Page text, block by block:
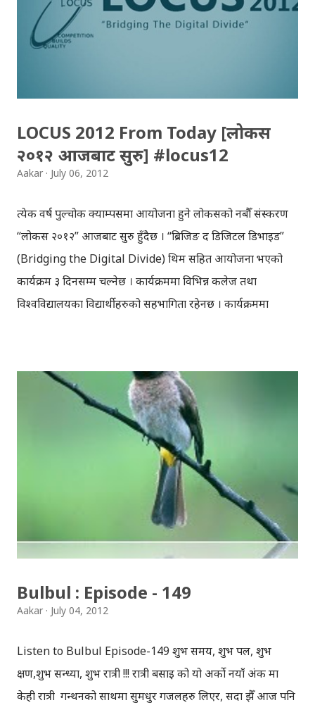
देखि नै नेपालमा पनि कम्प्युटरको विकास भएको रहेछ, जुन समयमा
भारतमा यही किसिमको काम भएको थिएन । तर नरमाइलो यस अर्थमा
LOCUS 2012 From Today [लोकस
२०१२ आजबाट सुरु] #locus12
Aakar July 06, 2012
प्रत्येक वर्ष पुल्चोक क्याम्पसमा आयोजना हुने लोकसको नबौँ संस्करण
“लोकस २०१२” आजबाट सुरु हुँदैछ । “ब्रिजिङ द डिजिटल डिभाइड”
(Bridging the Digital Divide) थिम सहित आयोजना भएको
कार्यक्रम ३ दिनसम्म चल्नेछ । कार्यक्रममा विभिन्न कलेज तथा
विश्वविद्यालयका विद्यार्थीहरुको सहभागिता रहेनछ । कार्यक्रममा
लोकसको वेवसाइटमा उल्लेखछ । यसभन्दा अघि भएका लोकस २००९
तथा लोकस २०१० यहाँ हेर्न सकिन्छ । लोकस २०१२ बारे, लोकसको
फेसबुक पेजमा लेखिएकोछ: LOCUS 2012 is organizing the
“9th National Technological Festival” with aim of
providing a platform to showcase innovative ideas
and creativity in the field of technology. Keeping up
with the current scenario of Nepal , where there is a
large disparity in the access to and the use of
technology, our theme “Bridging the Digital Divide”
will help in taking technology from selected
institutes ...
Bulbul : Episode - 149
Aakar July 04, 2012
Listen to Bulbul Episode-149 शुभ समय, शुभ पल, शुभ
क्षण,शुभ सन्ध्या, शुभ रात्री !!! रात्री बसाइ को यो अर्को नयाँ अंक मा
केही रात्री गन्थनको साथमा सुमधुर गजलहरु लिएर, सदा झैँ आज पनि